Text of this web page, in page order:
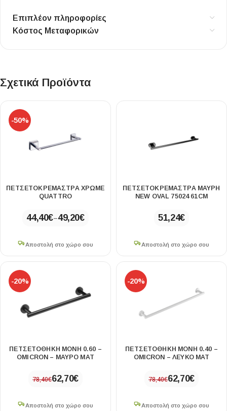
Επιπλέον πληροφορίες
Κόστος Μεταφορικών
Σχετικά Προϊόντα
-50%
ΠΕΤΣΕΤΟΚΡΕΜΆΣΤΡΑ ΧΡΩΜΈ
QUATTRO
44,40€–49,20€
Αποστολή στο χώρο σου
ΠΕΤΣΕΤΟΚΡΕΜΆΣΤΡΑ ΜΑΎΡΗ
NEW OVAL 75024 61CM
51,24€
Αποστολή στο χώρο σου
-20%
ΠΕΤΣΕΤΟΘΗΚΗ ΜΟΝΗ 0.60 –
OMICRON – ΜΑΥΡΟ ΜΑΤ
78,40€62,70€
Αποστολή στο χώρο σου
-20%
ΠΕΤΣΕΤΟΘΗΚΗ ΜΟΝΗ 0.40 –
OMICRON – ΛΕΥΚΟ ΜΑΤ
78,40€62,70€
Αποστολή στο χώρο σου